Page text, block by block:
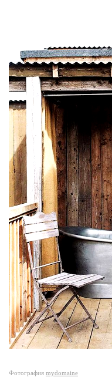
Фотография mydomaine